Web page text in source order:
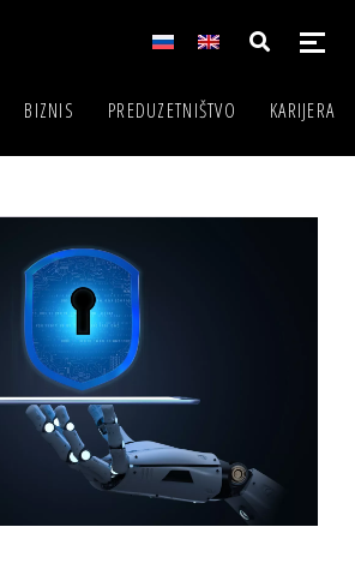
BIZNIS PREDUZETNIŠTVO KARIJERA